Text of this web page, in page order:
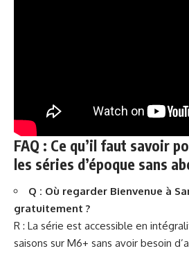
FAQ : Ce qu’il faut savoir
les séries d’époque sans
Q : Où regarder Bienvenue à
gratuitement ?
R : La série est accessible en
saisons sur M6+ sans avoir besoin